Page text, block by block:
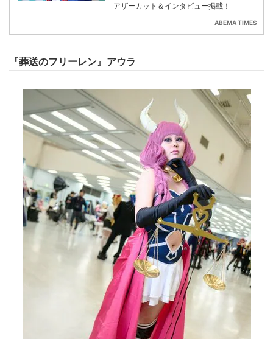
アザーカット＆インタビュー掲載！
ABEMA TIMES
『葬送のフリーレン』アウラ